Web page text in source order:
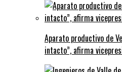
Aparato productivo de
intacto”, afirma